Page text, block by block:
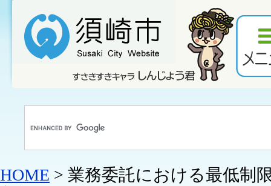
HOME > 業務委託における最低制